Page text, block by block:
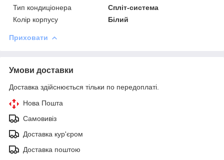
Тип кондиціонера
Спліт-система
Колір корпусу
Білий
Приховати
Умови доставки
Доставка здійснюється тільки по передоплаті.
Нова Пошта
Самовивіз
Доставка кур'єром
Доставка поштою